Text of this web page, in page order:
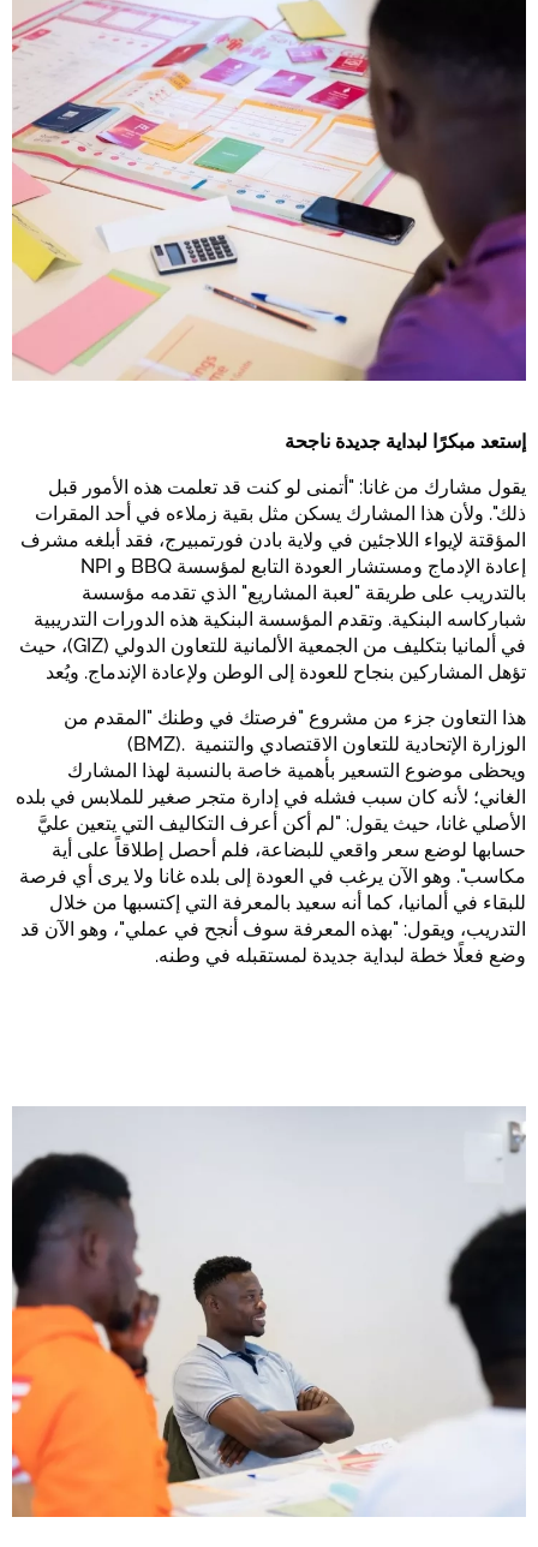
إستعد مبكرًا لبداية جديدة ناجحة
يقول مشارك من غانا: "أتمنى لو كنت قد تعلمت هذه الأمور قبل
ذلك". ولأن هذا المشارك يسكن مثل بقية زملاءه في أحد المقرات
المؤقتة لإيواء اللاجئين في ولاية بادن فورتمبيرج، فقد أبلغه مشرف
إعادة الإدماج ومستشار العودة التابع لمؤسسة BBQ و NPI
بالتدريب على طريقة "لعبة المشاريع" الذي تقدمه مؤسسة
شباركاسه البنكية. وتقدم المؤسسة البنكية هذه الدورات التدريبية
في ألمانيا بتكليف من الجمعية الألمانية للتعاون الدولي (GIZ)، حيث
تؤهل المشاركين بنجاح للعودة إلى الوطن ولإعادة الإندماج. ويُعد
هذا التعاون جزء من مشروع "فرصتك في وطنك "المقدم من
الوزارة الإتحادية للتعاون الاقتصادي والتنمية .(BMZ)
ويحظى موضوع التسعير بأهمية خاصة بالنسبة لهذا المشارك
الغاني؛ لأنه كان سبب فشله في إدارة متجر صغير للملابس في بلده
الأصلي غانا، حيث يقول: "لم أكن أعرف التكاليف التي يتعين عليَّ
حسابها لوضع سعر واقعي للبضاعة، فلم أحصل إطلاقاً على أية
مكاسب". وهو الآن يرغب في العودة إلى بلده غانا ولا يرى أي فرصة
للبقاء في ألمانيا، كما أنه سعيد بالمعرفة التي إكتسبها من خلال
التدريب، ويقول: "بهذه المعرفة سوف أنجح في عملي"، وهو الآن قد
وضع فعلًا خطة لبداية جديدة لمستقبله في وطنه.